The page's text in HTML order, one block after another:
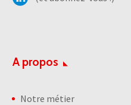
A propos
Notre métier